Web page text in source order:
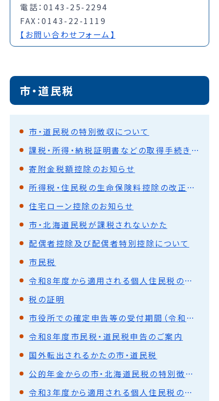
電話：0143-25-2294
FAX：0143-22-1119
【お問い合わせフォーム】
市・道民税
市・道民税の特別徴収について
課税・所得・納税証明書などの取得手続き方法など
寄附金税額控除のお知らせ
所得税・住民税の生命保険料控除の改正について
住宅ローン控除のお知らせ
市・北海道民税が課税されないかた
配偶者控除及び配偶者特別控除について
市民税
令和8年度から適用される個人住民税の主な税制改正
税の証明
市役所での確定申告等の受付期間（令和7年分）
令和8年度市民税・道民税申告のご案内
国外転出されるかたの市・道民税
公的年金からの市・北海道民税の特別徴収（天引き）について
令和3年度から適用される個人住民税の主な税制改正